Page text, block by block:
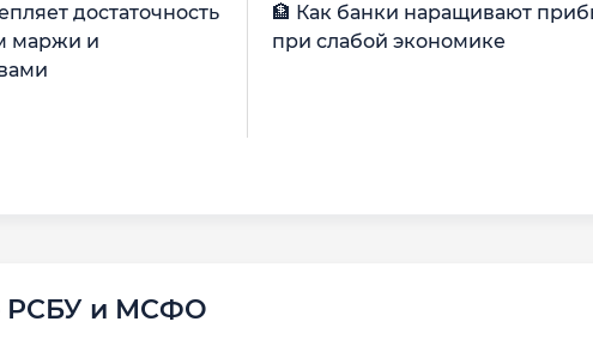
достаточность
маржи и
🏦 Как банки наращивают
при слабой экономике
РСБУ и МСФО